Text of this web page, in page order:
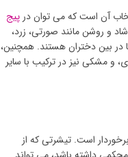
آن است که می توان در پیج
و روشن مانند صورتی، زرد،
در بین دختران هستند. همچنین،
و مشکی نیز در ترکیب با سایر
است. تیشرتی که از